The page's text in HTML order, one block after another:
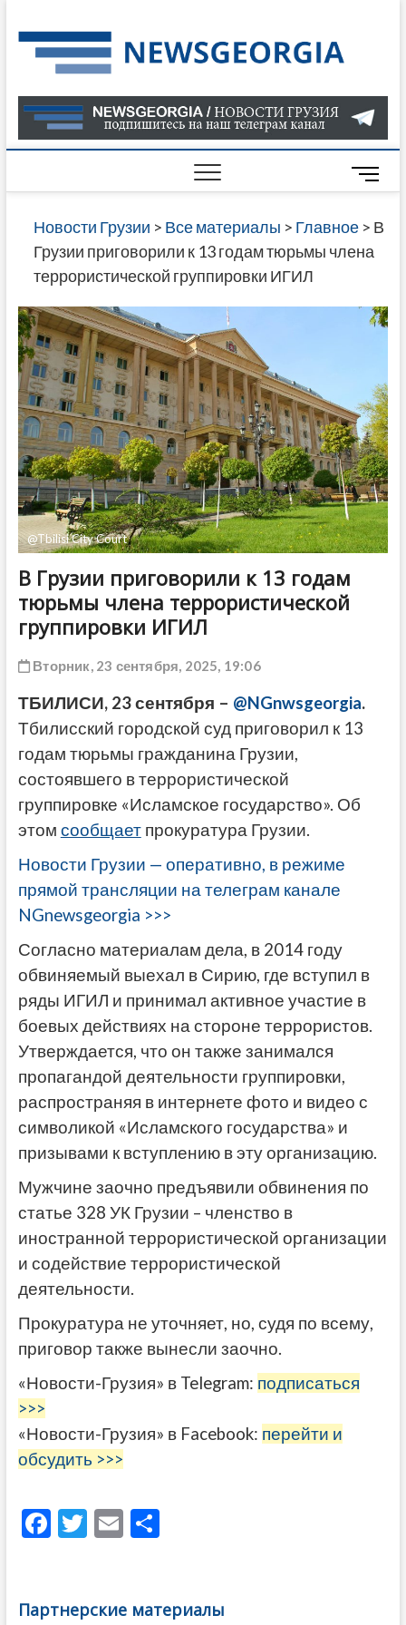
to
content
О
В
ГРУЗИИ
САЙТЕ
M
e
n
u
Новости Грузии > Все материалы > Главное> В
Грузии приговорили к 13 годам тюрьмы члена
террористической группировки ИГИЛ
@Tbilisi City Court
В Грузии приговорили к 13 годам
тюрьмы члена террористической
группировки ИГИЛ
Вторник, 23 сентября, 2025, 19:06
ТБИЛИСИ, 23 сентября – @NGnwsgeorgia.
Тбилисский городской суд приговорил к 13
годам тюрьмы гражданина Грузии,
состоявшего в террористической
группировке «Исламское государство». Об
этом сообщаетпрокуратура Грузии.
Новости Грузии — оперативно, в режиме
прямой трансляции на телеграм канале
NGnewsgeorgia >>>
Согласно материалам дела, в 2014 году
обвиняемый выехал в Сирию, где вступил в
ряды ИГИЛ и принимал активное участие в
боевых действиях на стороне террористов.
Утверждается, что он также занимался
пропагандой деятельности группировки,
распространяя в интернете фото и видео с
символикой «Исламского государства» и
призывами к вступлению в эту организацию.
Мужчине заочно предъявили обвинения по
статье 328 УК Грузии – членство в
иностранной террористической организации
и содействие террористической
деятельности.
Прокуратура не уточняет, но, судя по всему,
приговор также вынесли заочно.
«Новости-Грузия» в Telegram: подписаться
>>>
«Новости-Грузия» в Facebook: перейти и
обсудить >>>
F
b
T
er
E
l
О
а
Партнерские материалы